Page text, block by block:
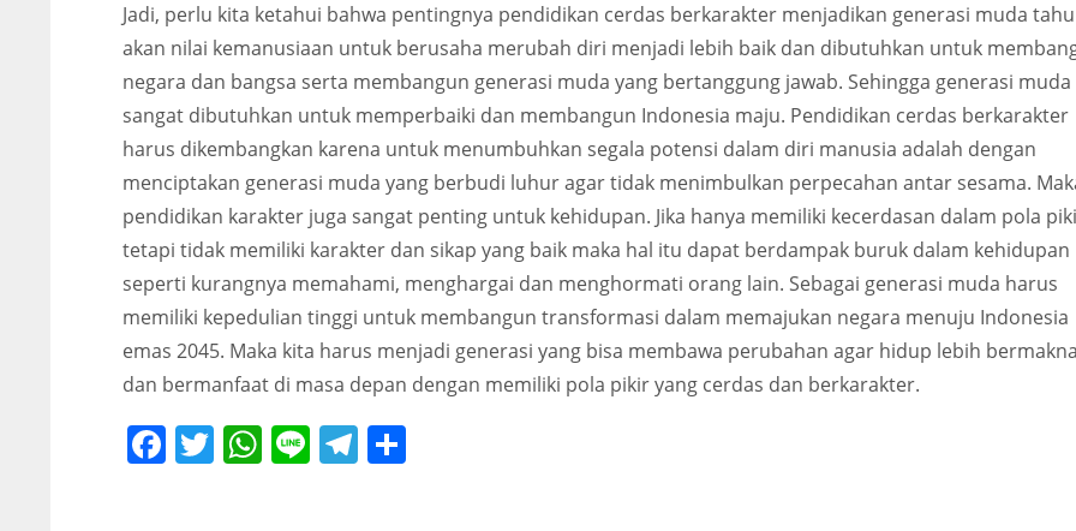
Jadi, perlu kita ketahui bahwa pentingnya pendidikan cerdas berkarakter menjadikan generasi muda tahu
akan nilai kemanusiaan untuk berusaha merubah diri menjadi lebih baik dan dibutuhkan untuk
negara dan bangsa serta membangun generasi muda yang bertanggung jawab. Sehingga generasi muda
sangat dibutuhkan untuk memperbaiki dan membangun Indonesia maju. Pendidikan cerdas berkarakter
harus dikembangkan karena untuk menumbuhkan segala potensi dalam diri manusia adalah dengan
menciptakan generasi muda yang berbudi luhur agar tidak menimbulkan perpecahan antar sesama.
pendidikan karakter juga sangat penting untuk kehidupan. Jika hanya memiliki kecerdasan dalam pola
tetapi tidak memiliki karakter dan sikap yang baik maka hal itu dapat berdampak buruk dalam kehidupan
seperti kurangnya memahami, menghargai dan menghormati orang lain. Sebagai generasi muda harus
memiliki kepedulian tinggi untuk membangun transformasi dalam memajukan negara menuju Indonesia
emas 2045. Maka kita harus menjadi generasi yang bisa membawa perubahan agar hidup lebih bermakna
dan bermanfaat di masa depan dengan memiliki pola pikir yang cerdas dan berkarakter.
Facebook
Twitter
WhatsApp
LineTelegram